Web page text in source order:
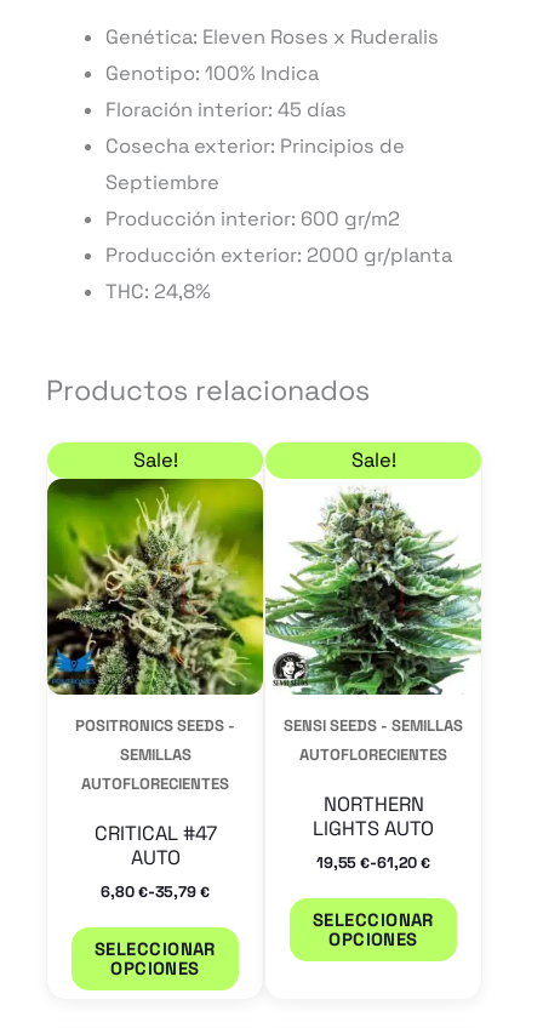
Genética: Eleven Roses x Ruderalis
Genotipo: 100% Indica
Floración interior: 45 días
Cosecha exterior: Principios de
Septiembre
Producción interior: 600 gr/m2
Producción exterior: 2000 gr/planta
THC: 24,8%
Productos relacionados
Sale!
POSITRONICS SEEDS -
SEMILLAS
AUTOFLORECIENTES
CRITICAL #47
AUTO
6,80 €-35,79 €
Rango de precios: desde 6,80 € hasta 35,79 €
SELECCIONAR
OPCIONES
Este
producto
tiene
múltiples
variantes.
Las
opciones
pueden
página
producto
Sale!
SENSI SEEDS - SEMILLAS
AUTOFLORECIENTES
NORTHERN
LIGHTS AUTO
19,55€-61,20€
Rango de precios:
SELECCIONAR
OPCIONES
Este
tiene
Las
se